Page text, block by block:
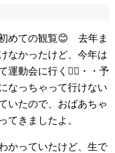
めての観覧😊 去年ま
なかったけど、今年は
動会に行く✊🏼・・予
なっちゃって行けない
いたので、おばあちゃ
てきましたよ。
かっていたけど、生で